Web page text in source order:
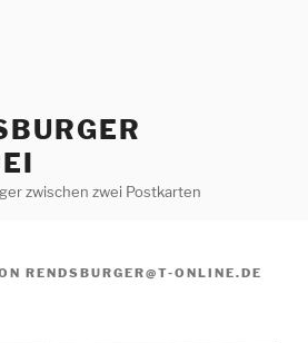
zwischen zwei Postkarten
RENDSBURGER@T-ONLINE.DE